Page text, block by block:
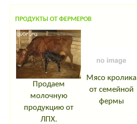
ПРОДУКТЫ ОТ ФЕРМЕРОВ
Продаем
молочную
продукцию от
ЛПХ.
Мясо кролика
от семейной
фермы